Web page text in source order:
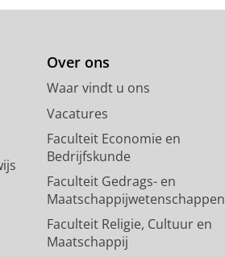
Over ons
Waar vindt u ons
Vacatures
Faculteit Economie en
Bedrijfskunde
Faculteit Gedrags- en
Maatschappijwetenschappen
Faculteit Religie, Cultuur en
Maatschappij